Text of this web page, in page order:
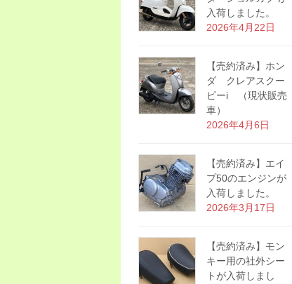
入荷しました。
2026年4月22日
【売約済み】ホン
ダ クレアスクー
ピーi （現状販売
車）
2026年4月6日
【売約済み】エイ
プ50のエンジンが
入荷しました。
2026年3月17日
【売約済み】モン
キー用の社外シー
トが入荷しまし